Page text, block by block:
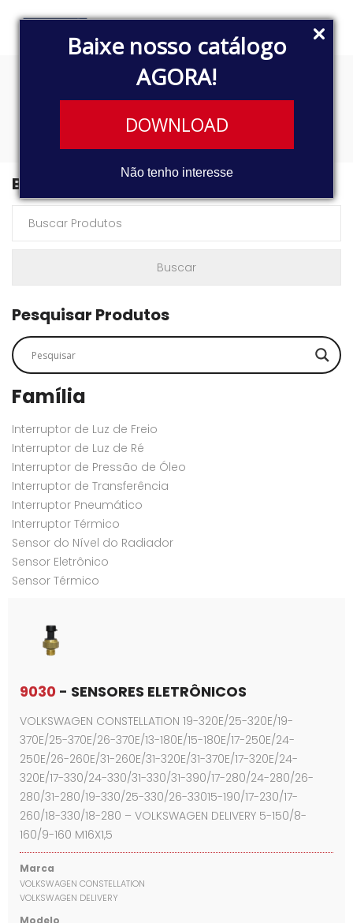
Baixe nosso catálogo
AGORA!
DOWNLOAD
Não tenho interesse
24.250E
Buscar Produtos
Pesquisar Produtos
Família
Interruptor de Luz de Freio
Interruptor de Luz de Ré
Interruptor de Pressão de Óleo
Interruptor de Transferência
Interruptor Pneumático
Interruptor Térmico
Sensor do Nível do Radiador
Sensor Eletrônico
Sensor Térmico
9030 - SENSORES ELETRÔNICOS
VOLKSWAGEN CONSTELLATION 19-320E/25-320E/19-
370E/25-370E/26-370E/13-180E/15-180E/17-250E/24-
250E/26-260E/31-260E/31-320E/31-370E/17-320E/24-
320E/17-330/24-330/31-330/31-390/17-280/24-280/26-
280/31-280/19-330/25-330/26-33015-190/17-230/17-
260/18-330/18-280 – VOLKSWAGEN DELIVERY 5-150/8-
160/9-160 M16X1,5
Marca
VOLKSWAGEN CONSTELLATION
VOLKSWAGEN DELIVERY
Modelo